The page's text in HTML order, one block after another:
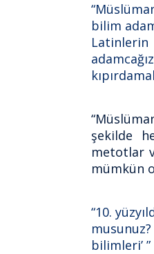
bilim
Latinlerin
şekilde
metotlar
mümkün
“10.
bilimleri’ ”